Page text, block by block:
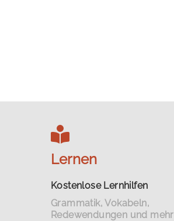
Lernen
Kostenlose Lernhilfen
Grammatik, Vokabeln,
Redewendungen und mehr